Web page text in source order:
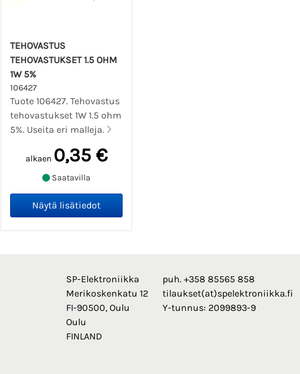
TEHOVASTUS
TEHOVASTUKSET 1.5 OHM
1W 5%
106427
Tuote 106427. Tehovastus
tehovastukset 1W 1.5 ohm
5%. Useita eri malleja.
alkaen 0,35 €
Saatavilla
SP-Elektroniikka
Merikoskenkatu 12
FI-90500, Oulu
Oulu
FINLAND
puh. +358 85565 858
tilaukset(at)spelektroniikka.fi
Y-tunnus: 2099893-9